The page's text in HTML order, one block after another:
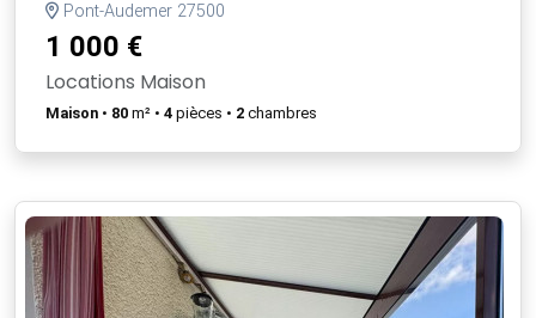
Pont-Audemer 27500
1 000 €
Locations Maison
Maison • 80 m² • 4 pièces • 2 chambres